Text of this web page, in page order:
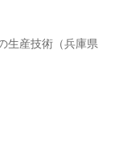
生産技術（兵庫県